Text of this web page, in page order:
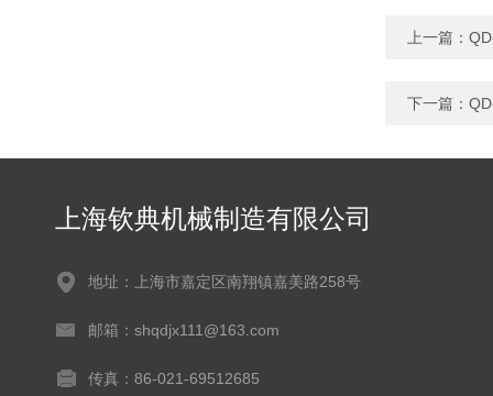
上一篇：
下一篇：
上海钦典机械制造有限公司
地址：上海市嘉定区南翔镇嘉美路258号
邮箱：shqdjx111@163.com
传真：86-021-69512685